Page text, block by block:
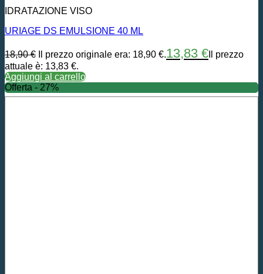
IDRATAZIONE VISO
URIAGE DS EMULSIONE 40 ML
18,90€ Il prezzo originale era: 18,90 €.13,83 € Il prezzo
attuale è: 13,83 €.
Aggiungi al carrello
Offerta - 27%